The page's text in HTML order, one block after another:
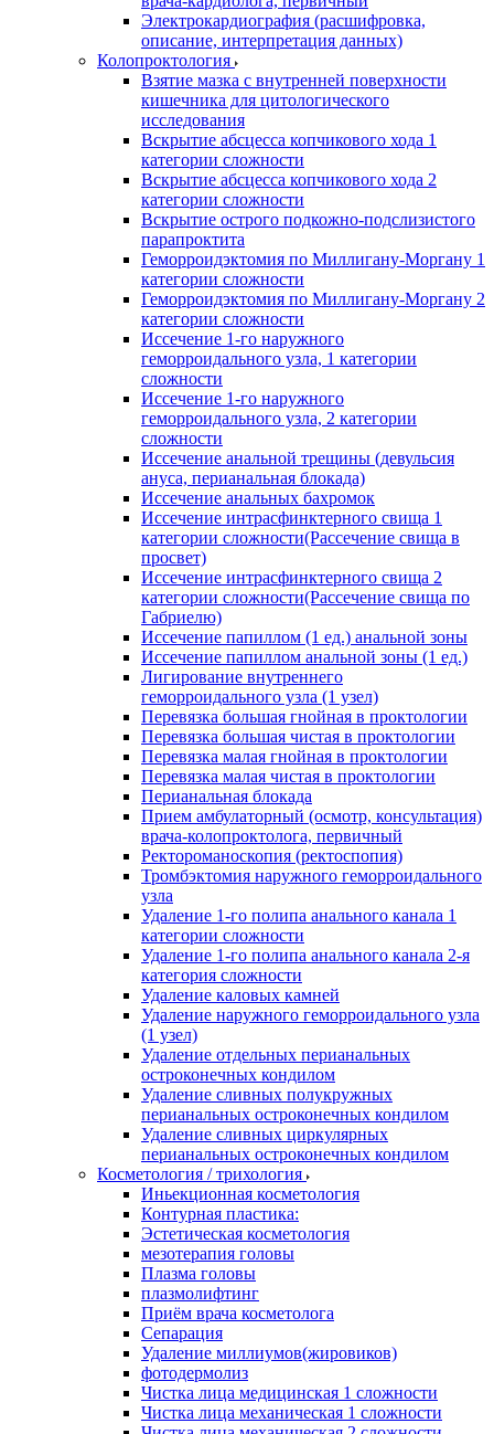
Электрокардиография (расшифровка,
описание, интерпретация данных)
Колопроктология
Взятие мазка с внутренней поверхности
кишечника для цитологического
исследования
Вскрытие абсцесса копчикового хода 1
категории сложности
Вскрытие абсцесса копчикового хода 2
категории сложности
Вскрытие острого подкожно-подслизистого
парапроктита
Геморроидэктомия по Миллигану-Моргану 1
категории сложности
Геморроидэктомия по Миллигану-Моргану 2
категории сложности
Иссечение 1-го наружного
геморроидального узла, 1 категории
сложности
Иссечение 1-го наружного
геморроидального узла, 2 категории
сложности
Иссечение анальной трещины (девульсия
ануса, перианальная блокада)
Иссечение анальных бахромок
Иссечение интрасфинктерного свища 1
категории сложности(Рассечение свища в
просвет)
Иссечение интрасфинктерного свища 2
категории сложности(Рассечение свища по
Габриелю)
Иссечение папиллом (1 ед.) анальной зоны
Иссечение папиллом анальной зоны (1 ед.)
Лигирование внутреннего
геморроидального узла (1 узел)
Перевязка большая гнойная в проктологии
Перевязка большая чистая в проктологии
Перевязка малая гнойная в проктологии
Перевязка малая чистая в проктологии
Перианальная блокада
Прием амбулаторный (осмотр, консультация)
врача-колопроктолога, первичный
Ректороманоскопия (ректоспопия)
Тромбэктомия наружного геморроидального
узла
Удаление 1-го полипа анального канала 1
категории сложности
Удаление 1-го полипа анального канала 2-я
категория сложности
Удаление каловых камней
Удаление наружного геморроидального узла
(1 узел)
Удаление отдельных перианальных
остроконечных кондилом
Удаление сливных полукружных
перианальных остроконечных кондилом
Удаление сливных циркулярных
перианальных остроконечных кондилом
Косметология / трихология
Иньекционная косметология
Контурная пластика:
Эстетическая косметология
мезотерапия головы
Плазма головы
плазмолифтинг
Приём врача косметолога
Сепарация
Удаление миллиумов(жировиков)
фотодермолиз
Чистка лица медицинская 1 сложности
Чистка лица механическая 1 сложности